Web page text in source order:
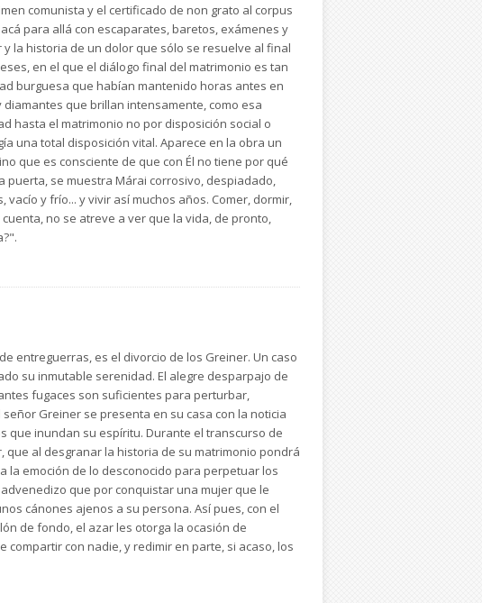
comunista y el certificado de non grato al corpus
para allá con escaparates, baretos, exámenes y
la historia de un dolor que sólo se resuelve al final
en el que el diálogo final del matrimonio es tan
burguesa que habían mantenido horas antes en
que brillan intensamente, como esa
hasta el matrimonio no por disposición social o
una total disposición vital. Aparece en la obra un
que es consciente de que con Él no tiene por qué
se muestra Márai corrosivo, despiadado,
y frío... y vivir así muchos años. Comer, dormir,
no se atreve a ver que la vida, de pronto,
entreguerras, es el divorcio de los Greiner. Un caso
su inmutable serenidad. El alegre desparpajo de
fugaces son suficientes para perturbar,
Greiner se presenta en su casa con la noticia
que inundan su espíritu. Durante el transcurso de
al desgranar la historia de su matrimonio pondrá
la emoción de lo desconocido para perpetuar los
que por conquistar una mujer que le
cánones ajenos a su persona. Así pues, con el
de fondo, el azar les otorga la ocasión de
con nadie, y redimir en parte, si acaso, los